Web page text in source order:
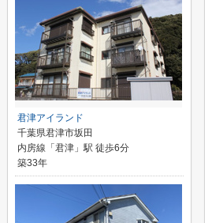
君津アイランド
千葉県君津市坂田
内房線「君津」駅 徒歩6分
築33年